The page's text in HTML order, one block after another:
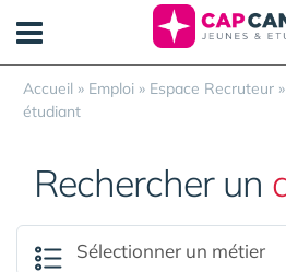
Accueil » Emploi » Espace Recruteur »
étudiant
Rechercher un
Panneau de gestion des cookies